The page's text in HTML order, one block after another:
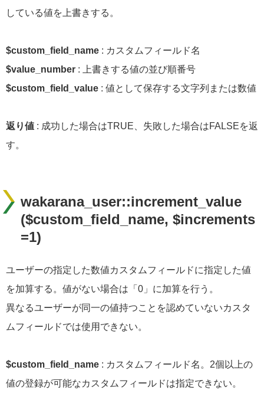
している値を上書きする。
$custom_field_name : カスタムフィールド名
$value_number : 上書きする値の並び順番号
$custom_field_value : 値として保存する文字列または数値
返り値 : 成功した場合はTRUE、失敗した場合はFALSEを返
す。
wakarana_user::increment_value
($custom_field_name, $increments
=1)
ユーザーの指定した数値カスタムフィールドに指定した値
を加算する。値がない場合は「0」に加算を行う。
異なるユーザーが同一の値持つことを認めていないカスタ
ムフィールドでは使用できない。
$custom_field_name : カスタムフィールド名。2個以上の
値の登録が可能なカスタムフィールドは指定できない。